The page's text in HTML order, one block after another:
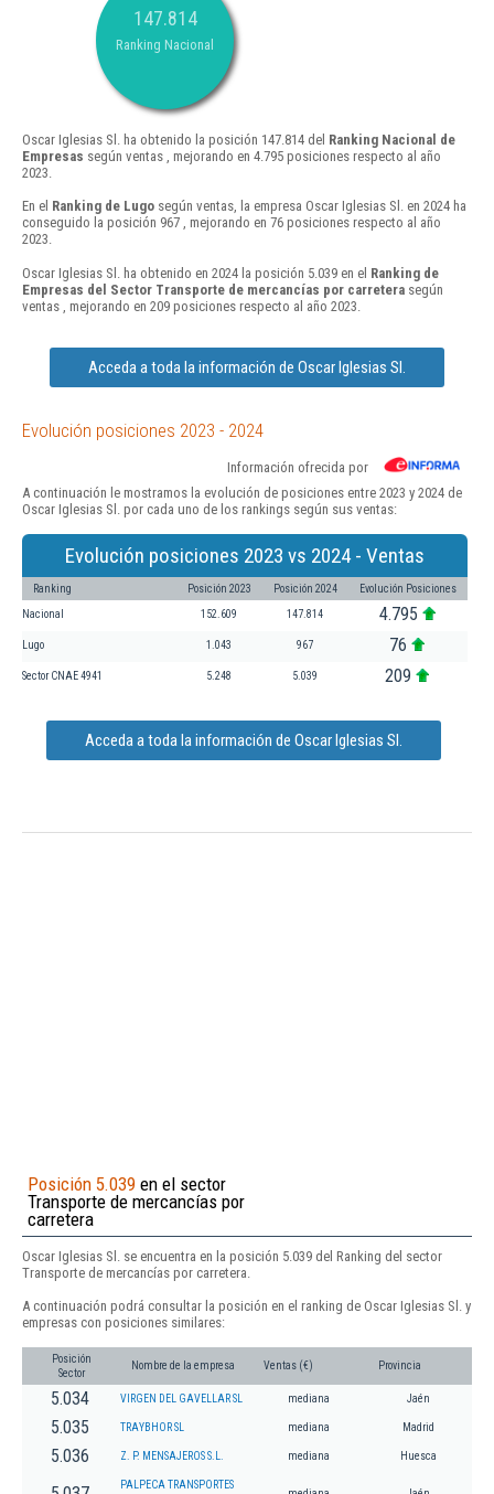
147.814
Ranking Nacional
Oscar Iglesias Sl. ha obtenido la posición 147.814 del Ranking Nacional de
Empresas según ventas , mejorando en 4.795 posiciones respecto al año
2023.
En el Ranking de Lugo según ventas, la empresa Oscar Iglesias Sl. en 2024 ha
conseguido la posición 967 , mejorando en 76 posiciones respecto al año
2023.
Oscar Iglesias Sl. ha obtenido en 2024 la posición 5.039 en el Ranking de
Empresas del Sector Transporte de mercancías por carretera según
ventas , mejorando en 209 posiciones respecto al año 2023.
Acceda a toda la información de Oscar Iglesias Sl.
Evolución posiciones 2023 - 2024
Información ofrecida por
A continuación le mostramos la evolución de posiciones entre 2023 y 2024 de
Oscar Iglesias Sl. por cada uno de los rankings según sus ventas:
Evolución posiciones 2023 vs 2024 - Ventas
Ranking Posición 2023 Posición 2024 Evolución Posiciones
Nacional 152.609 147.814 4.795
Lugo 1.043 967 76
Sector CNAE 4941 5.248 5.039 209
Acceda a toda la información de Oscar Iglesias Sl.
Posición 5.039 en el sector
Transporte de mercancías por
carretera
Oscar Iglesias Sl. se encuentra en la posición 5.039 del Ranking del sector
Transporte de mercancías por carretera.
A continuación podrá consultar la posición en el ranking de Oscar Iglesias Sl. y
empresas con posiciones similares:
Posición
Sector
Nombre de la empresa Ventas (€) Provincia
5.034 VIRGEN DEL GAVELLAR SL mediana Jaén
5.035 TRAYBHOR SL mediana Madrid
5.036 Z. P. MENSAJEROS S.L. mediana Huesca
PALPECA TRANSPORTES